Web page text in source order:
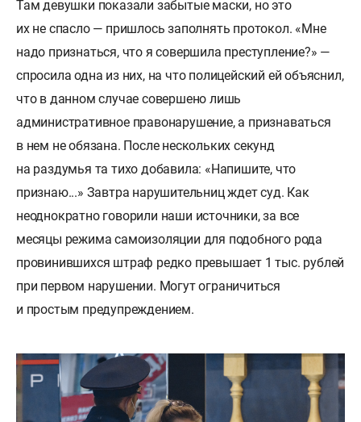
Там девушки показали забытые маски, но это
их не спасло — пришлось заполнять протокол. «Мне
надо признаться, что я совершила преступление?» —
спросила одна из них, на что полицейский ей объяснил,
что в данном случае совершено лишь
административное правонарушение, а признаваться
в нем не обязана. После нескольких секунд
на раздумья та тихо добавила: «Напишите, что
признаю...» Завтра нарушительниц ждет суд. Как
неоднократно говорили наши источники, за все
месяцы режима самоизоляции для подобного рода
провинившихся штраф редко превышает 1 тыс. рублей
при первом нарушении. Могут ограничиться
и простым предупреждением.